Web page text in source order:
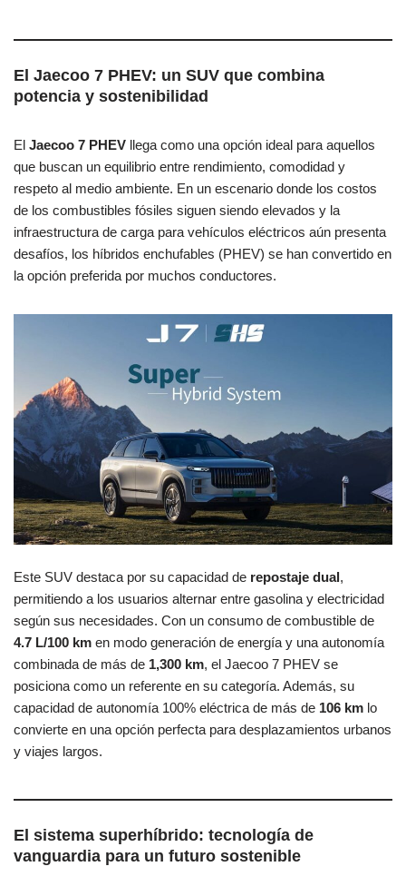
El Jaecoo 7 PHEV: un SUV que combina
potencia y sostenibilidad
El Jaecoo 7 PHEV llega como una opción ideal para aquellos
que buscan un equilibrio entre rendimiento, comodidad y
respeto al medio ambiente. En un escenario donde los costos
de los combustibles fósiles siguen siendo elevados y la
infraestructura de carga para vehículos eléctricos aún presenta
desafíos, los híbridos enchufables (PHEV) se han convertido en
la opción preferida por muchos conductores.
Este SUV destaca por su capacidad de repostaje dual ,
permitiendo a los usuarios alternar entre gasolina y electricidad
según sus necesidades. Con un consumo de combustible de
4.7 L/100 km en modo generación de energía y una autonomía
combinada de más de 1,300 km, el Jaecoo 7 PHEV se
posiciona como un referente en su categoría. Además, su
capacidad de autonomía 100% eléctrica de más de 106 km lo
convierte en una opción perfecta para desplazamientos urbanos
y viajes largos.
El sistema superhíbrido: tecnología de
vanguardia para un futuro sostenible